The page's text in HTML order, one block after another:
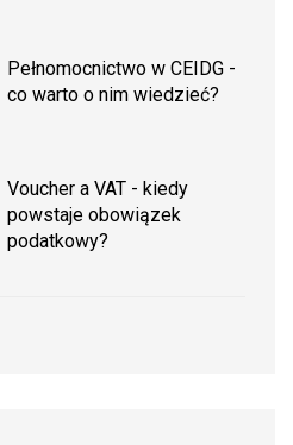
Pełnomocnictwo w CEIDG -
co warto o nim wiedzieć?
Voucher a VAT - kiedy
powstaje obowiązek
podatkowy?